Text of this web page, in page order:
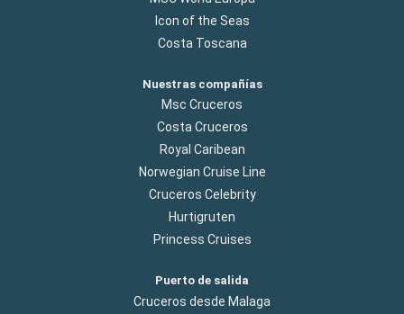
Icon of the Seas
Costa Toscana
Nuestras compañías
Msc Cruceros
Costa Cruceros
Royal Caribean
Norwegian Cruise Line
Cruceros Celebrity
Hurtigruten
Princess Cruises
Puerto de salida
Cruceros desde Malaga